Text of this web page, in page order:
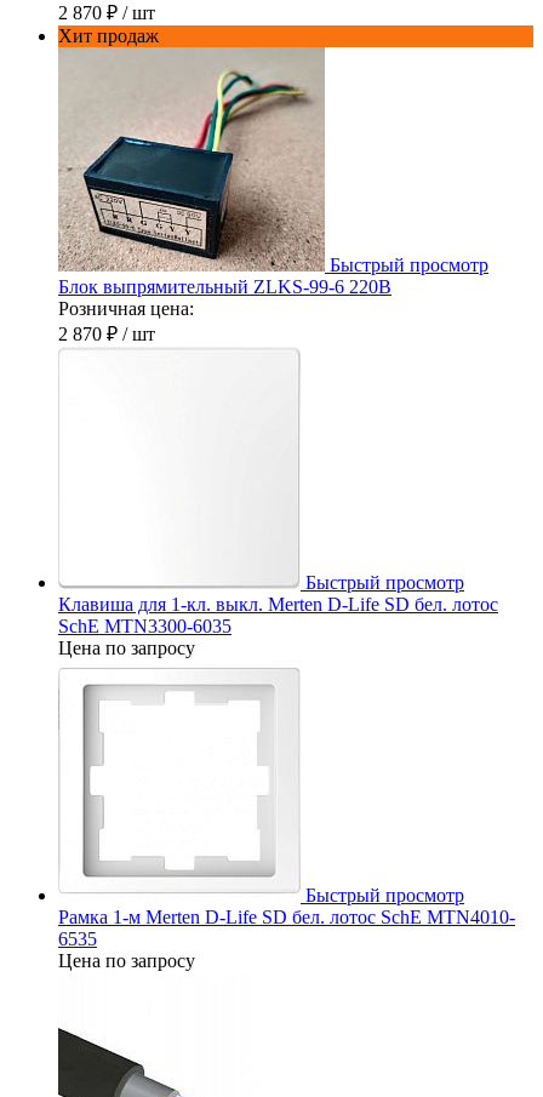
2 870 ₽ / шт
Хит продаж
Быстрый просмотр
Блок выпрямительный ZLKS-99-6 220В
Розничная цена:
2 870 ₽ / шт
Быстрый просмотр
Клавиша для 1-кл. выкл. Merten D-Life SD бел. лотос
SchE MTN3300-6035
Цена по запросу
Быстрый просмотр
Рамка 1-м Merten D-Life SD бел. лотос SchE MTN4010-
6535
Цена по запросу